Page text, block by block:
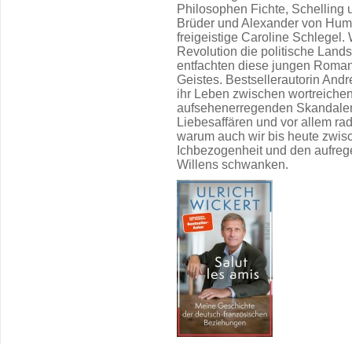
Philosophen Fichte, Schelling
Brüder und Alexander von
freigeistige Caroline Schlegel.
Revolution die politische
entfachten diese jungen
Geistes. Bestsellerautorin
ihr Leben zwischen
aufsehenerregenden
Liebesaffären und vor allem
warum auch wir bis heute
Ichbezogenheit und den
Willens schwanken.